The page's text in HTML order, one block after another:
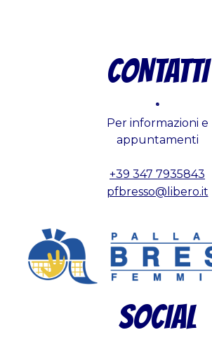
CONTATTI
.
Per informazioni e
appuntamenti
+39 347 7935843
pfbresso@libero.it
SOCIAL